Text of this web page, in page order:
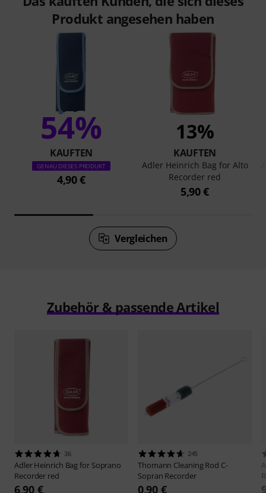
Produkt angesehen haben
54%
KAUFTEN
GENAU DIESES PRODUKT
4,90 €
13%
KAUFTEN
Adler Heinrich Bag for Alto
Recorder red
5,90 €
Vergleichen
Zubehör & passende Artikel
36
Adler Heinrich Bag for Soprano
Recorder red
6,90 €
245
Thomann Cleaning Rod C-
Sopran Recorder
0,90 €